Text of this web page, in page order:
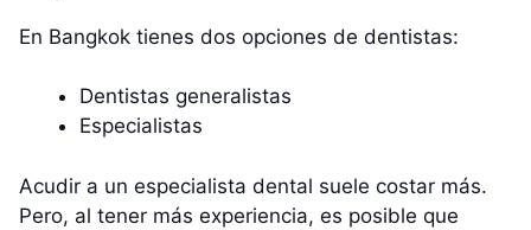
En Bangkok tienes dos opciones de dentistas:
Dentistas generalistas
Especialistas
Acudir a un especialista dental suele costar más.
Pero, al tener más experiencia, es posible que